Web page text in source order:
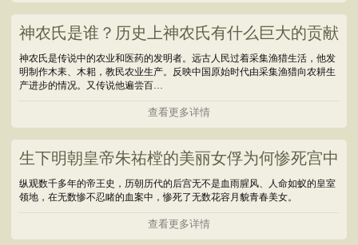
神农氏是谁？历史上神农氏有什么巨大的贡献
神农氏是传说中的农业和医药的发明者。远古人民过着采集渔猎生活，他发
明制作木耒、木耜，教民农业生产。反映中国原始时代由采集渔猎向农耕生
产进步的情况。又传说他遍尝百…
查看更多详情
生下明朝皇帝朱祐樘的美丽女俘为何惨死宫中
纵观数千多年的帝王史，历朝历代的后宫无不是血雨腥风、人命如蚁的皇室
领地，在无数惨不忍睹的血案中，惨死了无数花容月貌青春美女。
查看更多详情